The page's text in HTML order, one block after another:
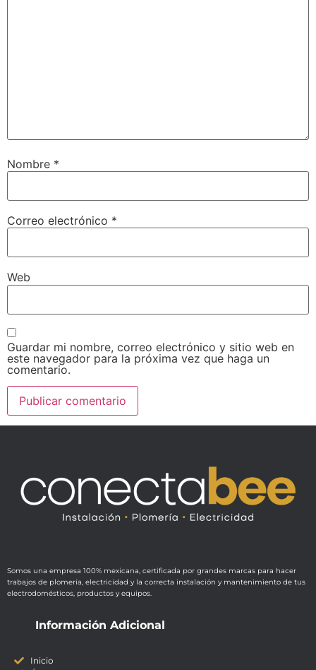
Nombre *
Correo electrónico *
Web
Guardar mi nombre, correo electrónico y sitio web en
este navegador para la próxima vez que haga un
comentario.
Somos una empresa 100% mexicana, certificada por grandes marcas para hacer
trabajos de plomería, electricidad y la correcta instalación y mantenimiento de tus
electrodomésticos, productos y equipos.
Información Adicional
Inicio